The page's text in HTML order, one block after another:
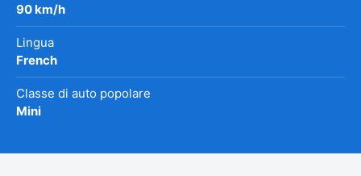
90 km/h
Lingua
French
Classe di auto popolare
Mini